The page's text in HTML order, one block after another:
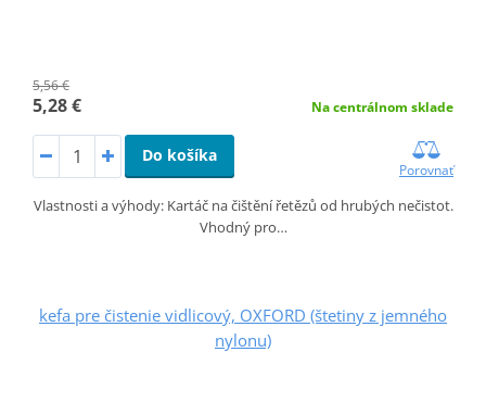
5,56 €
5,28 € Na centrálnom sklade
Do košíka
Porovnať
Vlastnosti a výhody: Kartáč na čištění řetězů od hrubých nečistot.
Vhodný pro…
kefa pre čistenie vidlicový, OXFORD (štetiny z jemného
nylonu)